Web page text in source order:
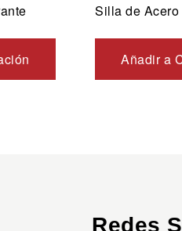
Silla de
Añadir a
Redes